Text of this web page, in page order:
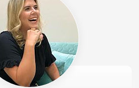
- Salas amplas e integradas (Sala
TV , escritório, lavabo e banheiro social.
social. Escritório.
e lustres, além dos embutidos e ar
- Piscina - espaço para
livre.
06